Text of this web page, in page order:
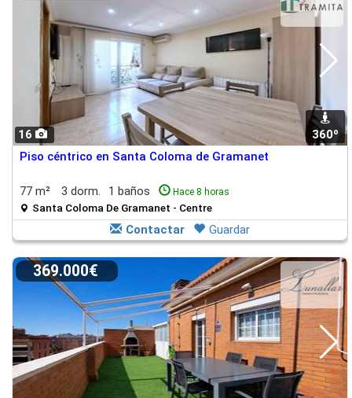
16 360º
Piso céntrico en Santa Coloma de Gramanet
77 m² 3 dorm. 1 baños Hace 8 horas
Santa Coloma De Gramanet - Centre
Contactar Guardar
369.000€